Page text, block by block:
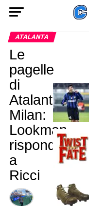
ATALANTA
Le
pagelle
di
Atalanta-
Milan:
Lookman
risponde
a
Ricci